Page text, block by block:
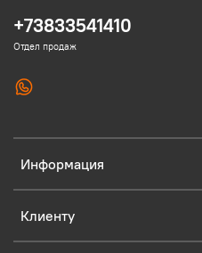
Информация
Клиенту
+73833541410
Отдел продаж